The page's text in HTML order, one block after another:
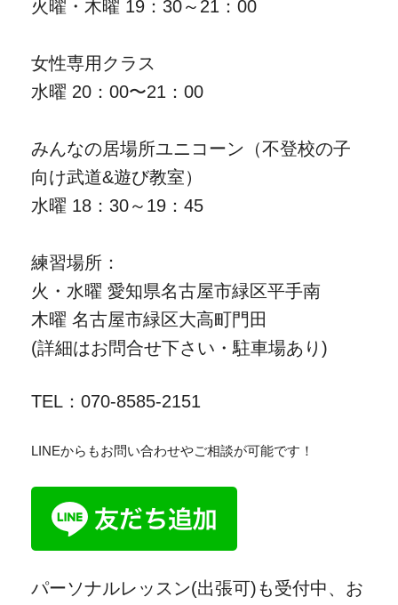
火曜・木曜 19：30～21：00
女性専用クラス
水曜 20：00〜21：00
みんなの居場所ユニコーン（不登校の子
向け武道&遊び教室）
水曜 18：30～19：45
練習場所：
火・水曜 愛知県名古屋市緑区平手南
木曜 名古屋市緑区大高町門田
(詳細はお問合せ下さい・駐車場あり)
TEL：070-8585-2151
LINEからもお問い合わせやご相談が可能です！
パーソナルレッスン(出張可)も受付中、お